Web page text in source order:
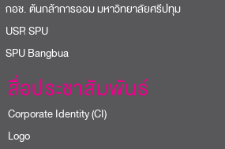
ช. ต้นกล้าการออม มหาวิทยาลัยศรีปทุม
SPU
Bangbua
สื่อประชาสัมพันธ์
Corporate Identity (CI)
Logo